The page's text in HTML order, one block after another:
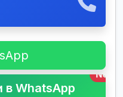
в WhatsApp
New